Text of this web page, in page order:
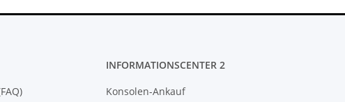
INFORMATIONSCENTER 2
Konsolen-Ankauf